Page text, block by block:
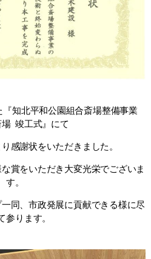
『知北平和公園組合斎場整備事業
竣工式』にて
感謝状をいただきました。
賞をいただき大変光栄でございま
す。
同、市政発展に貢献できる様に尽
参ります。